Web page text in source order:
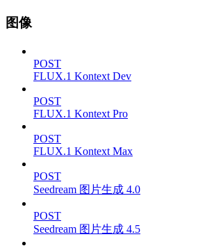
图像
POST
FLUX.1 Kontext Dev
POST
FLUX.1 Kontext Pro
POST
FLUX.1 Kontext Max
POST
Seedream 图片生成 4.0
POST
Seedream 图片生成 4.5